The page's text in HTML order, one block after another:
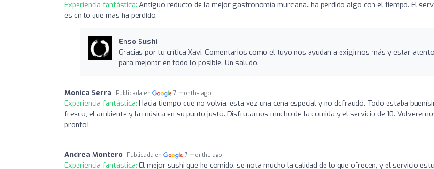
Experiencia fantástica: Antiguo reducto de la mejor gastronomía murciana...ha perdido algo con el tiempo. El
es en lo que más ha perdido.
Enso Sushi
Gracias por tu crítica Xavi. Comentarios como el tuyo nos ayudan a exigirnos más y estar
para mejorar en todo lo posible. Un saludo.
Monica Serra Publicada en 7 months ago
Experiencia fantástica: Hacia tiempo que no volvía, esta vez una cena especial y no defraudó. Todo estaba
fresco, el ambiente y la música en su punto justo. Disfrutamos mucho de la comida y el servicio de 10.
pronto!
Andrea Montero Publicada en 7 months ago
Experiencia fantástica: El mejor sushi que he comido, se nota mucho la calidad de lo que ofrecen, y el servicio